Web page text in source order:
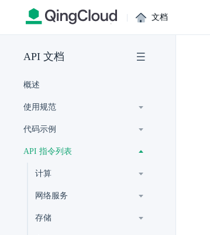
| 文档
API 文档
概述
使用规范
代码示例
API 指令列表
计算
网络服务
存储